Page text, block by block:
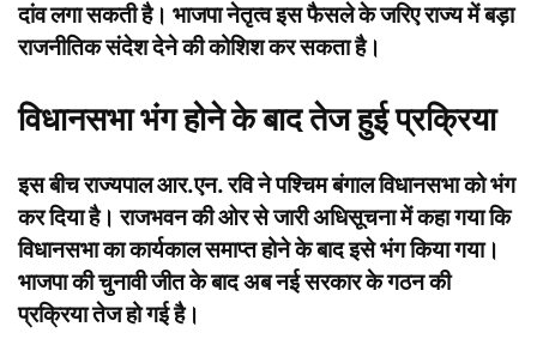
दांव लगा सकती है। भाजपा नेतृत्व इस फैसले के जरिए राज्य में बड़ा
राजनीतिक संदेश देने की कोशिश कर सकता है।
विधानसभा भंग होने के बाद तेज हुई प्रक्रिया
इस बीच राज्यपाल आर.एन. रवि ने पश्चिम बंगाल विधानसभा को भंग
कर दिया है। राजभवन की ओर से जारी अधिसूचना में कहा गया कि
विधानसभा का कार्यकाल समाप्त होने के बाद इसे भंग किया गया।
भाजपा की चुनावी जीत के बाद अब नई सरकार के गठन की
प्रक्रिया तेज हो गई है।